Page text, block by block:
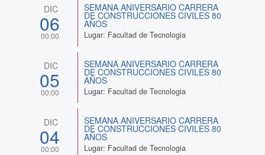
DIC
06
00:00
SEMANA ANIVERSARIO CARRERA
DE CONSTRUCCIONES CIVILES 80
AÑOS
Lugar: Facultad de Tecnologia
DIC
05
00:00
SEMANA ANIVERSARIO CARRERA
DE CONSTRUCCIONES CIVILES 80
AÑOS
Lugar: Facultad de Tecnologia
DIC
04
00:00
SEMANA ANIVERSARIO CARRERA
DE CONSTRUCCIONES CIVILES 80
AÑOS
Lugar: Facultad de Tecnologia